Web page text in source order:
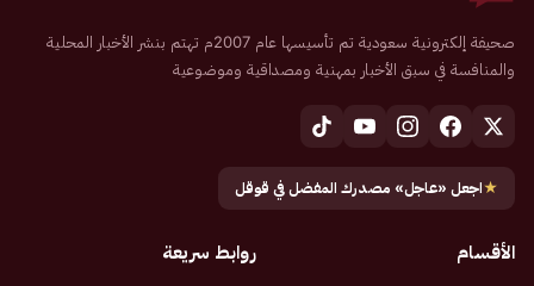
صحيفة إلكترونية سعودية تم تأسيسها عام 2007م تهتم بنشر الأخبار المحلية
والمنافسة في سبق الأخبار بمهنية ومصداقية وموضوعية
★اجعل «عاجل» مصدرك المفضل في قوقل
الأقسام روابط سريعة